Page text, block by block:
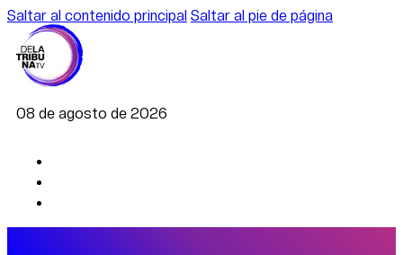
Saltar al contenido principal Saltar al pie de página
08 de agosto de 2026